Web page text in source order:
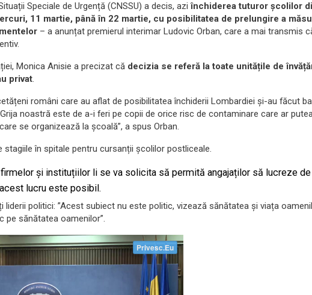
Speciale de Urgență (CNSSU) a decis, aziînchiderea tuturor școlilor
11 martie, până în 22 martie, cu posibilitatea de prelungire a
– a anunțat premierul interimar Ludovic Orban, care a mai transmis
Monica Anisie a precizat că decizia se referă la toate unitățile de
privat.
români care au aflat de posibilitatea închiderii Lombardiei și-au făcut
noastră este de a-i feri pe copii de orice risc de contaminare care ar
se organizează la școală”, a spus Orban.
stagiile în spitale pentru cursanții școlilor postliceale.
și instituțiilor li se va solicita să permită angajaților să lucreze de
lucru este posibil.
liderii politici: ”Acest subiect nu este politic, vizează sănătatea și viața
pe sănătatea oamenilor”.